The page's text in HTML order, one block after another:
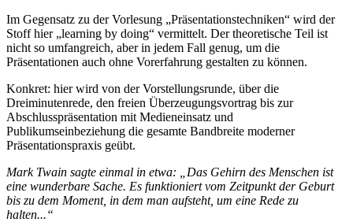
Im Gegensatz zu der Vorlesung „Präsentationstechniken“ wird der
Stoff hier „learning by doing“ vermittelt. Der theoretische Teil ist
nicht so umfangreich, aber in jedem Fall genug, um die
Präsentationen auch ohne Vorerfahrung gestalten zu können.
Konkret: hier wird von der Vorstellungsrunde, über die
Dreiminutenrede, den freien Überzeugungsvortrag bis zur
Abschlusspräsentation mit Medieneinsatz und
Publikumseinbeziehung die gesamte Bandbreite moderner
Präsentationspraxis geübt.
Mark Twain sagte einmal in etwa: „Das Gehirn des Menschen ist
eine wunderbare Sache. Es funktioniert vom Zeitpunkt der Geburt
bis zu dem Moment, in dem man aufsteht, um eine Rede zu
halten...“